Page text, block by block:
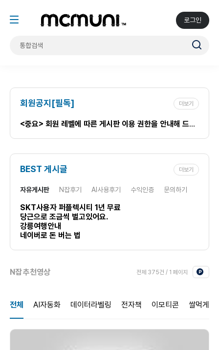
로그인
회원공지[필독] 더보기
<중요> 회원 레벨에 따른 게시판 이용 권한을 안내해 드립니다.
BEST 게시글
자유게시판 N잡후기 AI사용후기 수익인증 문의하기
더보기
SKT사용자 퍼플렉시티 1년 무료
당근으로 조금씩 벌고있어요.
강릉여행안내
네이버로 돈 버는 법
N잡 추천영상 전체 375건 / 1 페이지
전체 AI자동화 데이터라벨링 전자책 이모티콘 쌀먹게임